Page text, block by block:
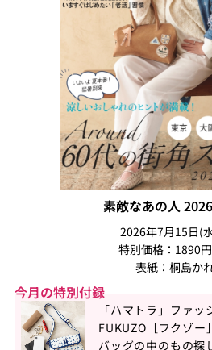
素敵なあの人
2026年7月15日(
特別価格：1890
表紙：桐島か
今月の特別付録
「ハマトラ」ファ
FUKUZO［フクゾー］
バッグの中のもの探